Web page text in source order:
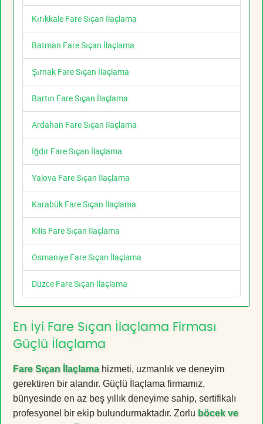
Kırıkkale Fare Sıçan İlaçlama
Batman Fare Sıçan İlaçlama
Şırnak Fare Sıçan İlaçlama
Bartın Fare Sıçan İlaçlama
Ardahan Fare Sıçan İlaçlama
Iğdır Fare Sıçan İlaçlama
Yalova Fare Sıçan İlaçlama
Karabük Fare Sıçan İlaçlama
Kilis Fare Sıçan İlaçlama
Osmaniye Fare Sıçan İlaçlama
Düzce Fare Sıçan İlaçlama
En İyi Fare Sıçan İlaçlama Firması
Güçlü İlaçlama
Fare Sıçan İlaçlamahizmeti, uzmanlık ve deneyim
gerektiren bir alandır. Güçlü İlaçlama firmamız,
bünyesinde en az beş yıllık deneyime sahip, sertifikalı
profesyonel bir ekip bulundurmaktadır. Zorlu böcek ve